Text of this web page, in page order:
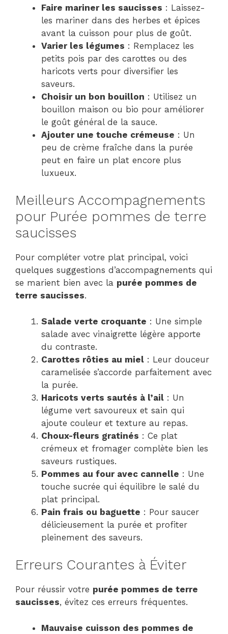
Faire mariner les saucisses : Laissez-
les mariner dans des herbes et épices
avant la cuisson pour plus de goût.
Varier les légumes : Remplacez les
petits pois par des carottes ou des
haricots verts pour diversifier les
saveurs.
Choisir un bon bouillon : Utilisez un
bouillon maison ou bio pour améliorer
le goût général de la sauce.
Ajouter une touche crémeuse : Un
peu de crème fraîche dans la purée
peut en faire un plat encore plus
luxueux.
Meilleurs Accompagnements
pour Purée pommes de terre
saucisses
Pour compléter votre plat principal, voici
quelques suggestions d’accompagnements qui
se marient bien avec la purée pommes de
terre saucisses.
Salade verte croquante : Une simple
salade avec vinaigrette légère apporte
du contraste.
Carottes rôties au miel : Leur douceur
caramelisée s’accorde parfaitement avec
la purée.
Haricots verts sautés à l’ail : Un
légume vert savoureux et sain qui
ajoute couleur et texture au repas.
Choux-fleurs gratinés : Ce plat
crémeux et fromager complète bien les
saveurs rustiques.
Pommes au four avec cannelle : Une
touche sucrée qui équilibre le salé du
plat principal.
Pain frais ou baguette : Pour saucer
délicieusement la purée et profiter
pleinement des saveurs.
Erreurs Courantes à Éviter
Pour réussir votre purée pommes de terre
saucisses, évitez ces erreurs fréquentes.
Mauvaise cuisson des pommes de